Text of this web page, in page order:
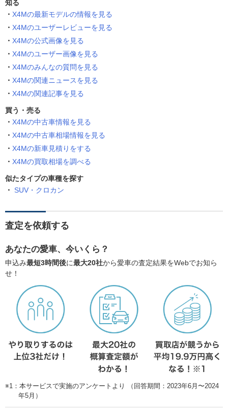
知る
X4Mの最新モデルの情報を見る
X4Mのユーザーレビューを見る
X4Mの公式画像を見る
X4Mのユーザー画像を見る
X4Mのみんなの質問を見る
X4Mの関連ニュースを見る
X4Mの関連記事を見る
買う・売る
X4Mの中古車情報を見る
X4Mの中古車相場情報を見る
X4Mの新車見積りをする
X4Mの買取相場を調べる
似たタイプの車種を探す
SUV・クロカン
査定を依頼する
あなたの愛車、今いくら？
申込み最短3時間後に最大20社から愛車の査定結果をWebでお知ら
せ！
※1：本サービスで実施のアンケートより （回答期間：2023年6月〜2024
年5月）